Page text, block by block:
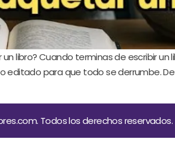
libro? Cuando terminas de escribir
editado para que todo se derrumbe.
Todos los derechos reservados.